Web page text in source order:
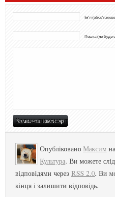
Ім'я
Пошта (не буде
Опубліковано Максим
Культура. Ви можете
відповідями через RSS 2.0. Ви
кінця і залишити відповідь.